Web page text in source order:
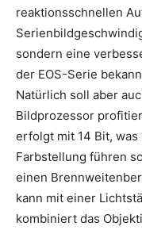
reaktionsschnellen
sondern eine
der EOS-Serie
Natürlich soll aber
Bildprozessor
erfolgt mit 14 Bit,
Farbstellung führen
einen
kann mit einer
kombiniert das